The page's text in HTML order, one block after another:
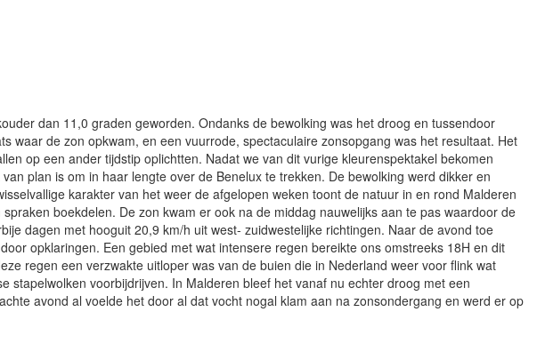
dan 11,0 graden geworden. Ondanks de bewolking was het droog en tussendoor
waar de zon opkwam, en een vuurrode, spectaculaire zonsopgang was het resultaat. Het
op een ander tijdstip oplichtten. Nadat we van dit vurige kleurenspektakel bekomen
plan is om in haar lengte over de Benelux te trekken. De bewolking werd dikker en
karakter van het weer de afgelopen weken toont de natuur in en rond Malderen
boekdelen. De zon kwam er ook na de middag nauwelijks aan te pas waardoor de
dagen met hooguit 20,9 km/h uit west- zuidwestelijke richtingen. Naar de avond toe
opklaringen. Een gebied met wat intensere regen bereikte ons omstreeks 18H en dit
regen een verzwakte uitloper was van de buien die in Nederland weer voor flink wat
voorbijdrijven. In Malderen bleef het vanaf nu echter droog met een
avond al voelde het door al dat vocht nogal klam aan na zonsondergang en werd er op